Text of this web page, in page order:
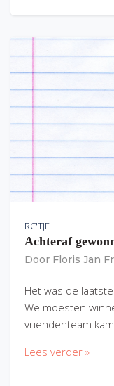
RC'TJE
Achteraf
Door Floris Jan
Het was de
We moesten
vriendenteam
Lees verder »